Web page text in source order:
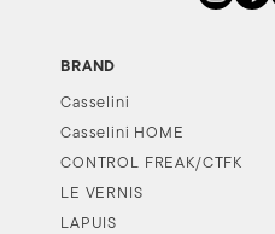
BRAND
Casselini
Casselini HOME
CONTROL FREAK/CTFK
LE VERNIS
LAPUIS